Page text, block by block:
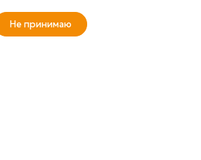
(800) 100-37-51
Не принимаю